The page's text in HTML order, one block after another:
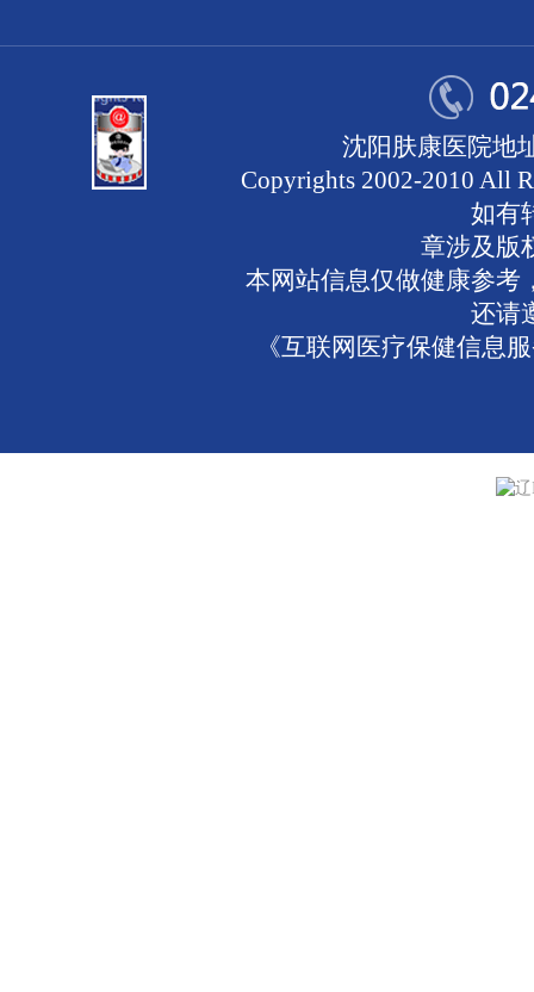
沈阳肤康医院地
Copyrights 2002-2010 All
如有
章涉及版
本网站信息仅做健康参考
还请
《互联网医疗保健信息
辽